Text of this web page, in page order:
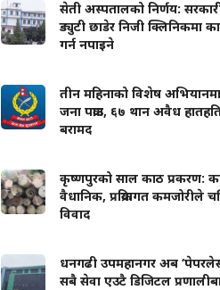
सेती अस्पतालको निर्णय:
ड्युटी छाडेर निजी क्लिनिकमा
गर्न नपाइने
तीन महिनाको विशेष
जना पक्राउ, ६७ थान अवैध
बरामद
कृष्णपुरको साल काठ प्रकरण:
वैधानिक, प्रक्रियागत कमजोरीले
विवाद
धनगढी उपमहानगर अब
सबै सेवा एउटै डिजिटल